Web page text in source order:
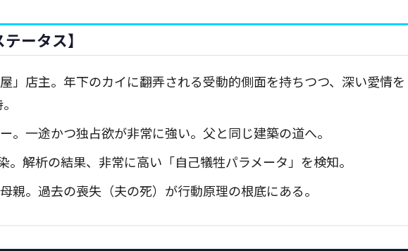
ータス】
」店主。年下のカイに翻弄される受動的側面を持ちつつ、深い愛情を
。一途かつ独占欲が非常に強い。父と同じ建築の道へ。
。解析の結果、非常に高い「自己犠牲パラメータ」を検知。
親。過去の喪失（夫の死）が行動原理の根底にある。